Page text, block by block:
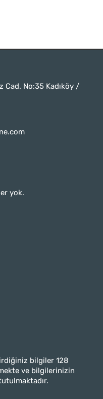
Cad. No:35 Kadıköy /
yok.
bilgiler 128
ve bilgilerinizin